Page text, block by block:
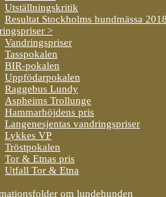
Utställningskritik
Resultat Stockholms hundmässa 2018
>
Vandringspriser
Tasspokalen
BIR-pokalen
Uppfödarpokalen
Raggebus Lundy
Aspheims Trollunge
Hammarhöjdens pris
Langenesjentas vandringspriser
Lykkes VP
Tröstpokalen
Tor & Etnas pris
Utfall Tor & Etna
om lundehunden